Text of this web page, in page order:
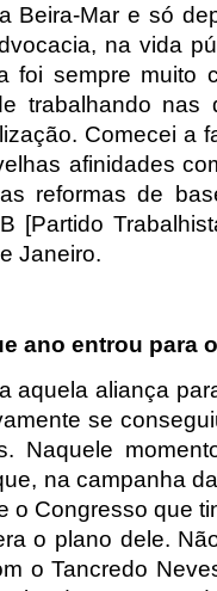
Beira-Mar e só
na vida
foi sempre muito
trabalhando
Comecei a
afinidades
reformas de
[Partido
Janeiro.
ano entrou para
aquela aliança
se
Naquele
na campanha
o Congresso que
o plano dele.
o Tancredo